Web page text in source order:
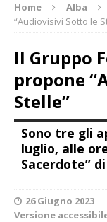
Home Alba
“Audiovisivi Sotto le
Il Gruppo
propone
Stelle”
Sono tre gli
luglio, alle
Sacerdote”
26 Giugno 2023
Versione